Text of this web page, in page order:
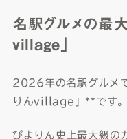
名駅グルメの最
village」
2026年の名駅グルメ
りんvillage」**です。
ぴよりん史上最大級の